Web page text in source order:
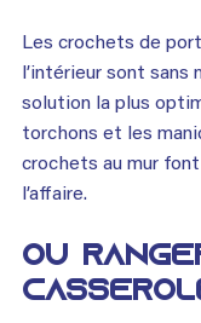
Les crochets de
l’intérieur sont sans
solution la plus
torchons et les
crochets au mur
l’affaire.
OÙ